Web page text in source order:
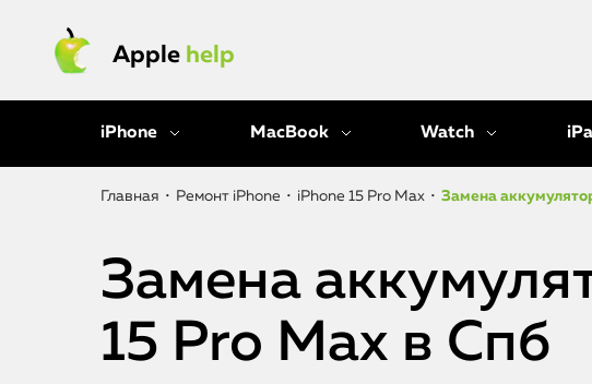
Apple help
iPhone MacBook Watch
Главная • Ремонт iPhone • iPhone 15 Pro Max • Замена
Замена
15 Pro Max в Спб